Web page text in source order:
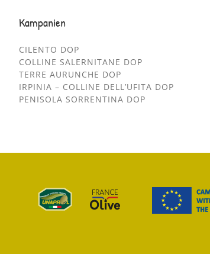
Kampanien
CILENTO DOP
COLLINE SALERNITANE DOP
TERRE AURUNCHE DOP
IRPINIA – COLLINE DELL’UFITA DOP
PENISOLA SORRENTINA DOP